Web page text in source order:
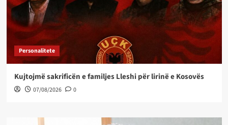
Personalitete
Kujtojmë sakrificën e familjes Lleshi për lirinë e Kosovës
07/08/2026 0